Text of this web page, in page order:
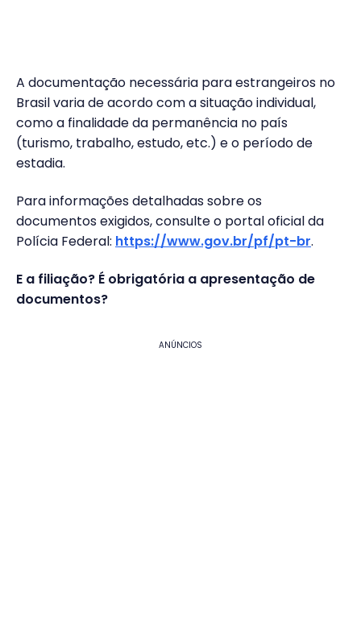
A documentação necessária para estrangeiros no
Brasil varia de acordo com a situação individual,
como a finalidade da permanência no país
(turismo, trabalho, estudo, etc.) e o período de
estadia.
Para informações detalhadas sobre os
documentos exigidos, consulte o portal oficial da
Polícia Federal: https://www.gov.br/pf/pt-br.
E a filiação? É obrigatória a apresentação de
documentos?
ANÚNCIOS